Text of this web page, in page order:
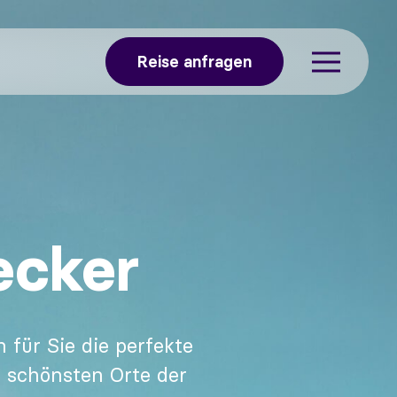
Reise anfragen
für Sie die perfekte
Orte der